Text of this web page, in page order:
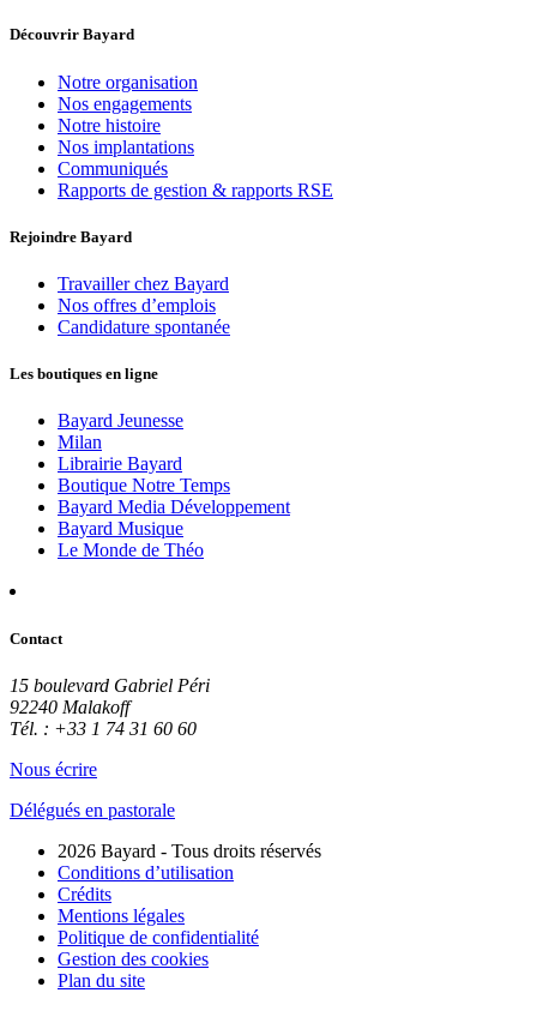
Découvrir Bayard
Notre organisation
Nos engagements
Notre histoire
Nos implantations
Communiqués
Rapports de gestion & rapports RSE
Rejoindre Bayard
Travailler chez Bayard
Nos offres d’emplois
Candidature spontanée
Les boutiques en ligne
Bayard Jeunesse
Milan
Librairie Bayard
Boutique Notre Temps
Bayard Media Développement
Bayard Musique
Le Monde de Théo
Contact
15 boulevard Gabriel Péri
92240 Malakoff
Tél. : +33 1 74 31 60 60
Nous écrire
Délégués en pastorale
2026 Bayard - Tous droits réservés
Conditions d’utilisation
Crédits
Mentions légales
Politique de confidentialité
Gestion des cookies
Plan du site